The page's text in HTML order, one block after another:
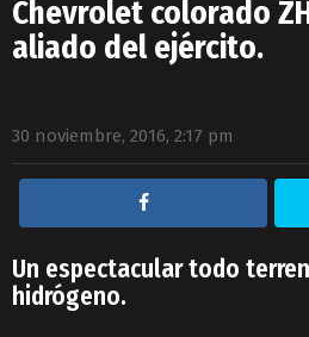
Chevrolet colorado
aliado del ejército.
30 noviembre, 2016, 2:17 pm
Un espectacular todo
hidrógeno.